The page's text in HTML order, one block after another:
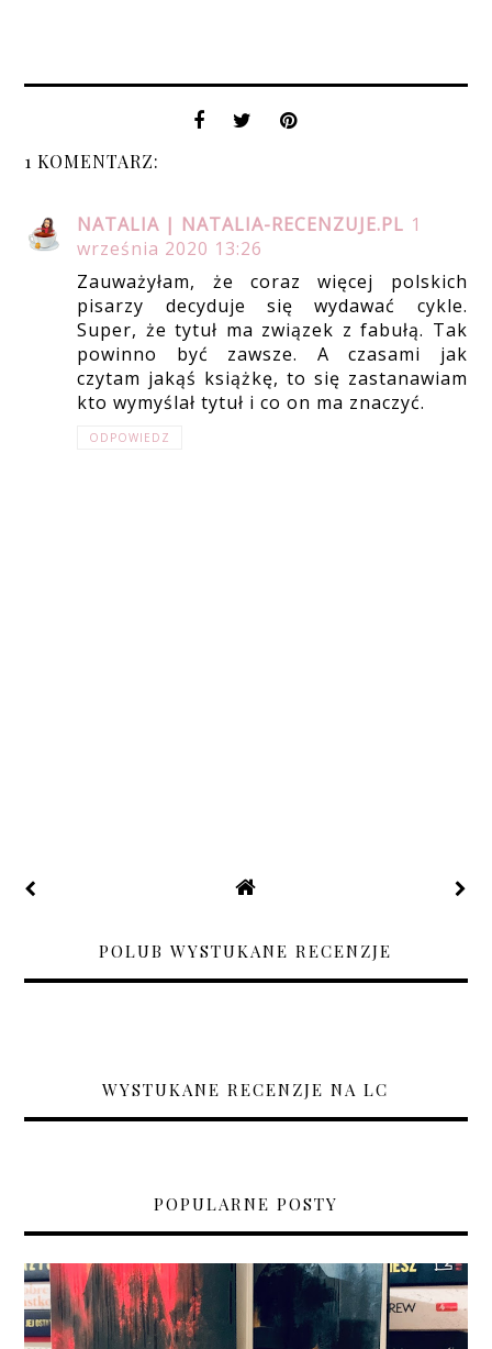
1 KOMENTARZ:
NATALIA | NATALIA-RECENZUJE.PL 1
września 2020 13:26
Zauważyłam, że coraz więcej polskich
pisarzy decyduje się wydawać cykle.
Super, że tytuł ma związek z fabułą. Tak
powinno być zawsze. A czasami jak
czytam jakąś książkę, to się zastanawiam
kto wymyślał tytuł i co on ma znaczyć.
ODPOWIEDZ
POLUB WYSTUKANE RECENZJE
WYSTUKANE RECENZJE NA LC
POPULARNE POSTY